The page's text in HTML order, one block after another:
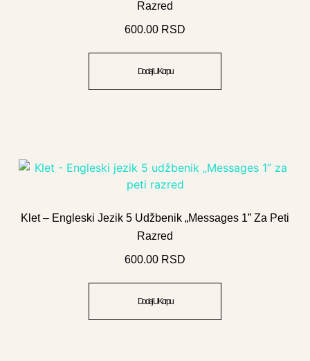
Razred
600.00 RSD
Dodaj U Korpu
Klet – Engleski Jezik 5 Udžbenik „Messages 1” Za Peti
Razred
600.00 RSD
Dodaj U Korpu